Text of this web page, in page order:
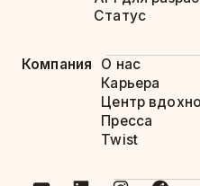
Статус
Компания
О нас
Карьера
Центр
Пресса
Twist